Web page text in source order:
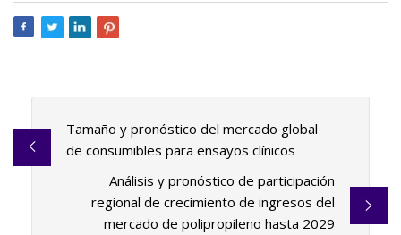
Tamaño y pronóstico del mercado global
de consumibles para ensayos clínicos
Análisis y pronóstico de participación
regional de crecimiento de ingresos del
mercado de polipropileno hasta 2029